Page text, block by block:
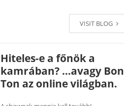
VISIT BLOG
Hiteles-e a főnök a
kamrában? …avagy Bon
Ton az online világban.